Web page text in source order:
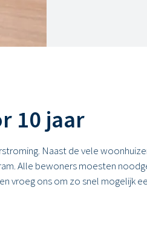
10 jaar
Naast de vele
Alle bewoners moesten
vroeg ons om zo snel mogelijk